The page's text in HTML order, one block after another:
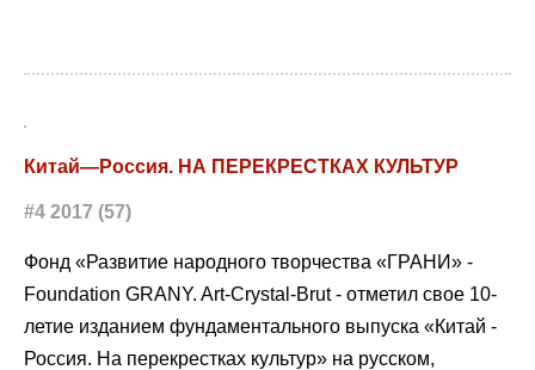
Китай—Россия. НА ПЕРЕКРЕСТКАХ КУЛЬТУР
#4 2017 (57)
Фонд «Развитие народного творчества «ГРАНИ» -
Foundation GRANY. Art-Crystal-Brut - отметил свое 10-
летие изданием фундаментального выпуска «Китай -
Россия. На перекрестках культур» на русском,